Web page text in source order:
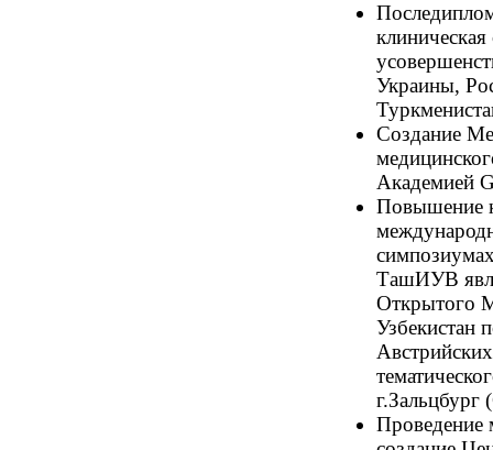
Украины,
Создание
Академией
Повышение
ТашИУВ
Открытого
Узбекистан
Проведение